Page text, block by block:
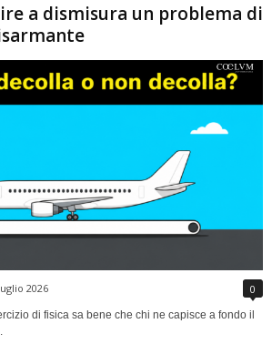
a dismisura un problema di
2026 0
di fisica sa bene che chi ne capisce a fondo il